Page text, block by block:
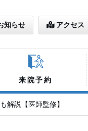
知らせ アクセス
来院予約
解説【医師監修】